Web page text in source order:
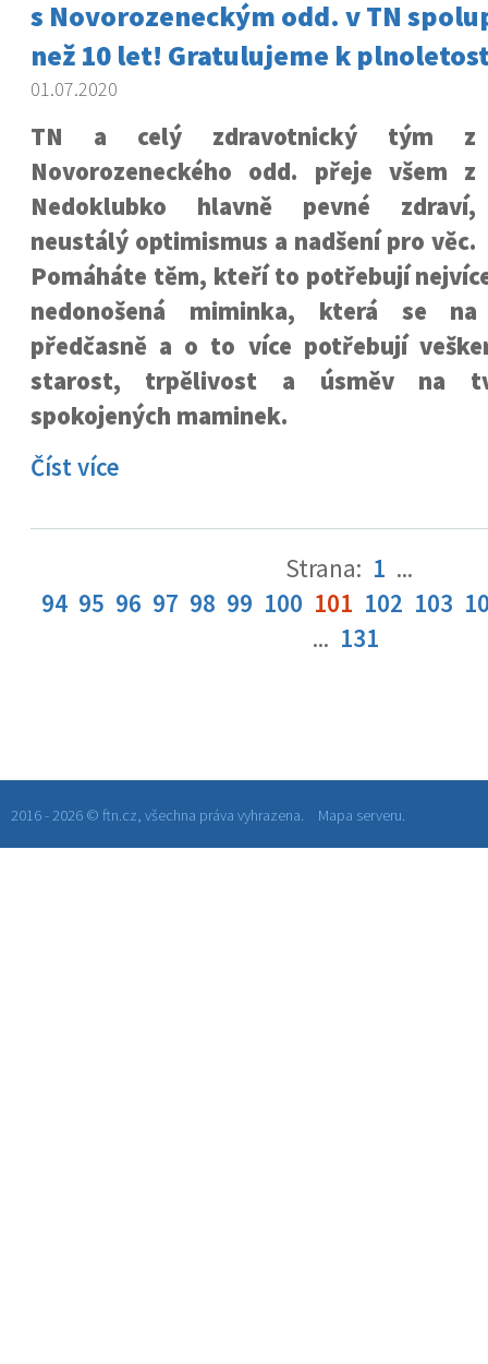
s Novorozeneckým odd. v TN
než 10 let! Gratulujeme k
01.07.2020
TN a celý zdravotnický tým z
Novorozeneckého odd. přeje všem z
Nedoklubko hlavně pevné zdraví,
neustálý optimismus a nadšení pro věc.
Pomáháte těm, kteří to potřebují
nedonošená miminka, která se
předčasně a o to více potřebují
starost, trpělivost a úsměv na
spokojených maminek.
Číst více
Strana: 1 ...
94 95 96 97 98 99 100 101 102 103
... 131
2016 - 2026 © ftn.cz, všechna práva vyhrazena. Mapa serveru.